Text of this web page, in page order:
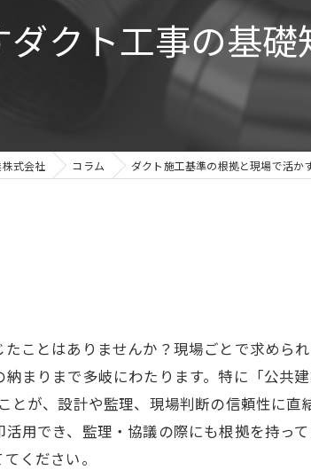
新卒
クト工事の基礎
式会社 コラム ダクト施工基準の根拠と現場で活か
ことはありませんか？現場ごとで求めら
まりまで多岐にわたります。特に「公共
が、設計や監理、現場判断の信頼性に直
用でき、監理・協議の際にも根拠を持っ
ください。